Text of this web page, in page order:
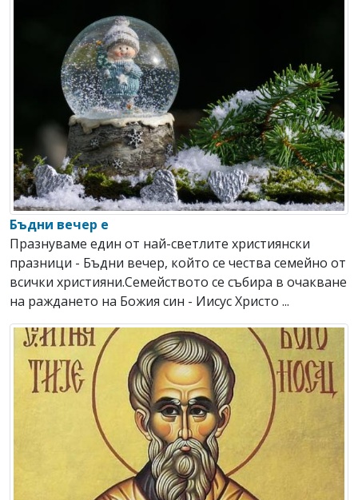
Бъдни вечер е
Празнуваме един от най-светлите християнски
празници - Бъдни вечер, който се чества семейно от
всички християни.Семейството се събира в очакване
на раждането на Божия син - Иисус Христо ...